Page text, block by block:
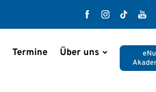
Facebook
Termine Über uns
eNu